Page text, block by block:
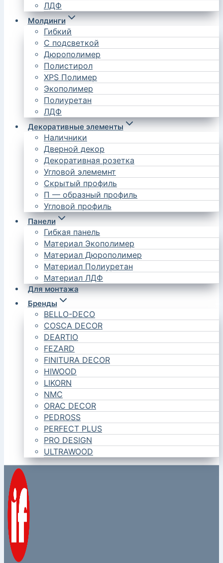
ЛДФ
Молдинги
Гибкий
С подсветкой
Дюрополимер
Полистирол
XPS Полимер
Экополимер
Полиуретан
ЛДФ
Декоративные элементы
Наличники
Дверной декор
Декоративная розетка
Угловой элемемнт
Скрытый профиль
П — образный профиль
Угловой профиль
Панели
Гибкая панель
Материал Экополимер
Материал Дюрополимер
Материал Полиуретан
Материал ЛДФ
Для монтажа
Бренды
BELLO-DECO
COSCA DECOR
DEARTIO
FEZARD
FINITURA DECOR
HIWOOD
LIKORN
NMC
ORAC DECOR
PEDROSS
PERFECT PLUS
PRO DESIGN
ULTRAWOOD